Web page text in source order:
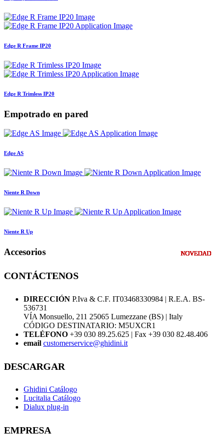
NOVEDAD
NOVEDAD
NOVEDAD
NOVEDAD
NOVEDAD
NOVEDAD
NOVEDAD
NOVEDAD
NOVEDAD
NOVEDAD
NOVEDAD
NOVEDAD
NOVEDAD
NOVEDAD
NOVEDAD
NOVEDAD
NOVEDAD
NOVEDAD
NOVEDAD
NOVEDAD
NOVEDAD
NOVEDAD
Edge R Frame IP20
NOVEDAD
Edge R Trimless IP20
NOVEDAD
Empotrado en pared
Edge AS
NOVEDAD
Niente R Down
NOVEDAD
Niente R Up
NOVEDAD
Accesorios
CONTÁCTENOS
DIRECCIÓN P.Iva & C.F. IT03468330984 | R.E.A. BS-
536731
VÍA Monsuello, 211 25065 Lumezzane (BS) | Italy
CÓDIGO DESTINATARIO: M5UXCR1
TELÉFONO +39 030 89.25.625 | Fax +39 030 82.48.406
email customerservice@ghidini.it
DESCARGAR
Ghidini Catálogo
Lucitalia Catálogo
Dialux plug-in
EMPRESA